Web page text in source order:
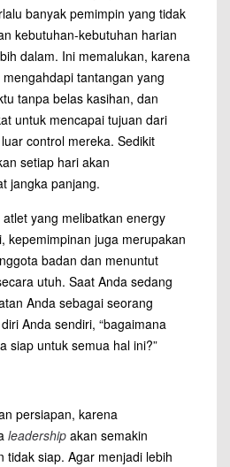
banyak pemimpin yang tidak
kebutuhan-kebutuhan harian
dalam. Ini memalukan, karena
tantangan yang
tanpa belas kasihan, dan
untuk mencapai tujuan dari
control mereka. Sedikit
setiap hari akan
jangka panjang.
yang melibatkan energy
kepemimpinan juga merupakan
badan dan menuntut
utuh. Saat Anda sedang
Anda sebagai seorang
Anda sendiri, “bagaimana
siap untuk semua hal ini?”
persiapan, karena
leadership akan semakin
tidak siap. Agar menjadi lebih